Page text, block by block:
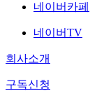
네이버카페
네이버TV
회사소개
구독신청